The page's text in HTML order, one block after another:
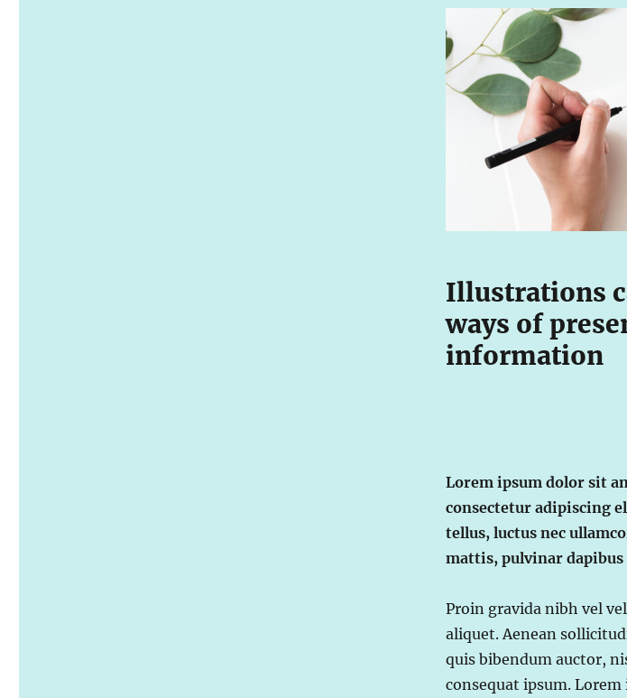
Illustrations
ways of
information
Lorem ipsum dolor sit
consectetur adipiscing
tellus, luctus nec
mattis, pulvinar dapibus
Proin gravida nibh vel
aliquet. Aenean
quis bibendum auctor,
consequat ipsum.